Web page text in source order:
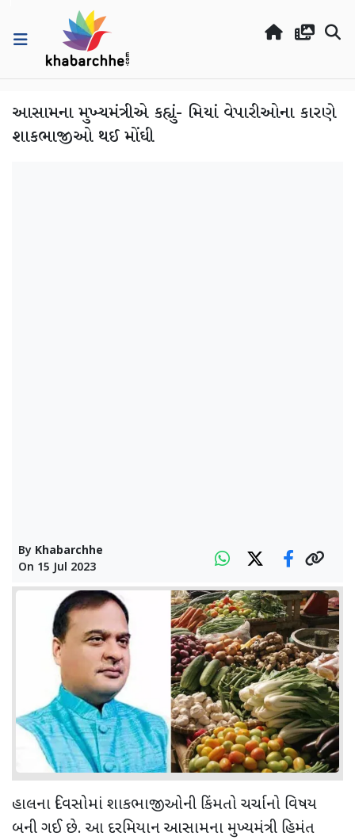
આસામના મુખ્યમંત્રીએ કહ્યું- મિયાં વેપારીઓના કારણે
શાકભાજીઓ થઈ મોંઘી
By Khabarchhe
On 15 Jul 2023
હાલના દિવસોમાં શાકભાજીઓની કિંમતો ચર્ચાનો વિષય
બની ગઈ છે. આ દરમિયાન આસામના મુખ્યમંત્રી હિમંત